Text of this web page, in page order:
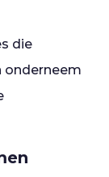
die
onderneem